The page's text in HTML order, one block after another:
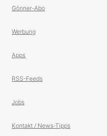
Gönner-Abo
Werbung
Apps
RSS-Feeds
Jobs
Kontakt / News-Tipps